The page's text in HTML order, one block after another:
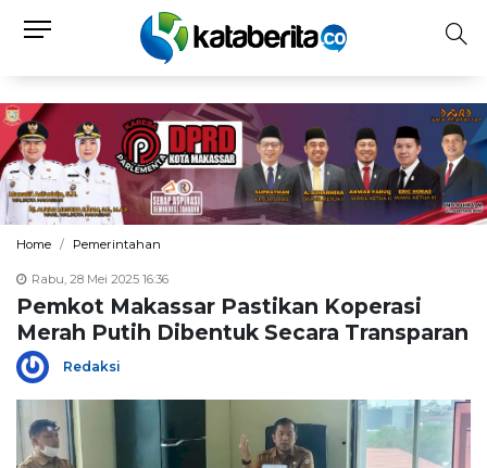
Home Pemerintahan
Rabu, 28 Mei 2025 16:36
Pemkot Makassar Pastikan Koperasi
Merah Putih Dibentuk Secara Transparan
Redaksi